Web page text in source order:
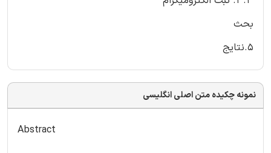
بحث
5.نتایج
نمونه چکیده متن اصلی انگلیسی
Abstract